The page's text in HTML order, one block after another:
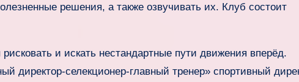
решения, а также озвучивать их. Клуб состоит
и искать нестандартные пути движения вперёд.
директор‑селекционер‑главный тренер» спортивный